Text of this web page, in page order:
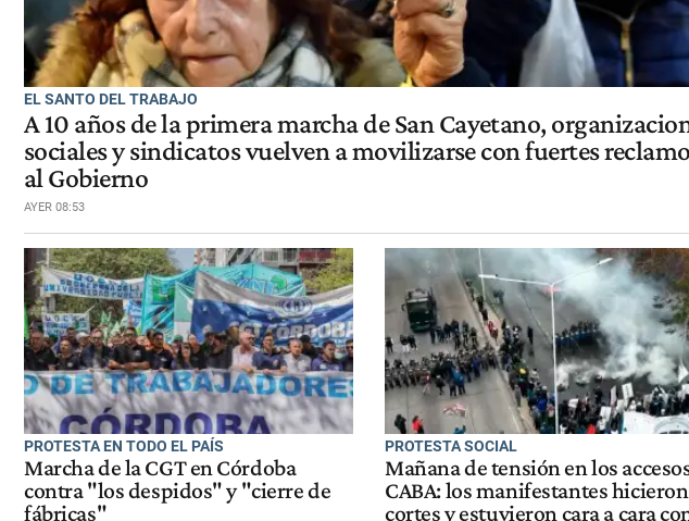
EL SANTO DEL TRABAJO
A 10 años de la primera marcha de San Cayetano,
sociales y sindicatos vuelven a movilizarse con fuertes
al Gobierno
AYER 08:53
PROTESTA EN TODO EL PAÍS
Marcha de la CGT en Córdoba
contra "los despidos" y "cierre de
fábricas"
PROTESTA SOCIAL
Mañana de tensión en los
CABA: los manifestantes hicieron
cortes y estuvieron cara a cara